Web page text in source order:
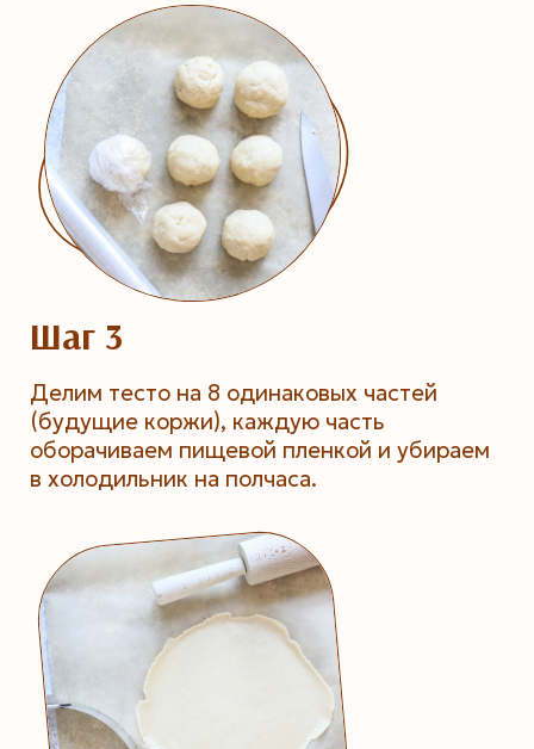
Шаг 3
Делим тесто на 8 одинаковых частей
(будущие коржи), каждую часть
оборачиваем пищевой пленкой и убираем
в холодильник на полчаса.